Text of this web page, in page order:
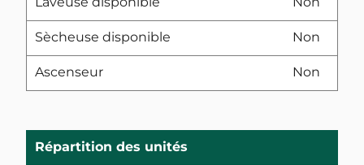
Sècheuse disponible Non
Ascenseur Non
Répartition des unités